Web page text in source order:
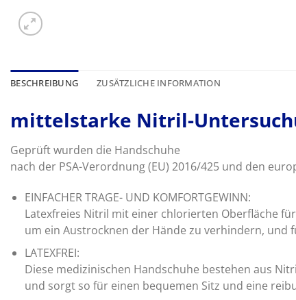
BESCHREIBUNG ZUSÄTZLICHE INFORMATION
mittelstarke Nitril-
Geprüft wurden die Handschuhe
nach der PSA-Verordnung (EU) 2016/425 und den
EINFACHER TRAGE- UND KOMFORTGEWINN:
Latexfreies Nitril mit einer chlorierten Oberfläche
um ein Austrocknen der Hände zu verhindern, und
LATEXFREI:
Diese medizinischen Handschuhe bestehen aus
und sorgt so für einen bequemen Sitz und eine